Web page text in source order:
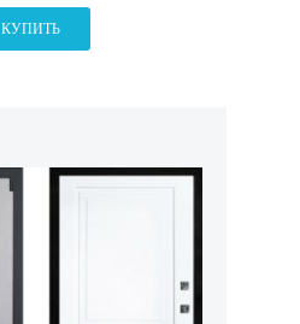
КУПИТЬ